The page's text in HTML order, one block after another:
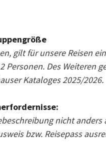
gilt für unsere Reisen
Personen. Des Weiteren
Kataloges 2025/2026.
nicht anders
bzw. Reisepass